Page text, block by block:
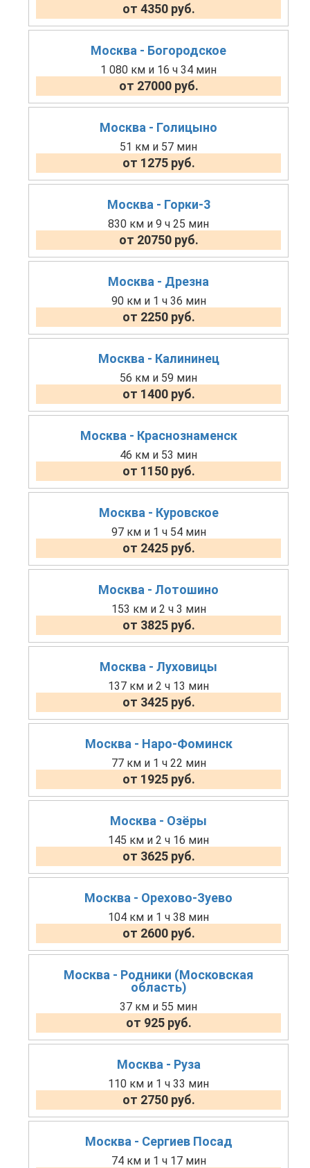
от 4350 руб.
Москва - Богородское
1 080 км и 16 ч 34 мин
от 27000 руб.
Москва - Голицыно
51 км и 57 мин
от 1275 руб.
Москва - Горки-3
830 км и 9 ч 25 мин
от 20750 руб.
Москва - Дрезна
90 км и 1 ч 36 мин
от 2250 руб.
Москва - Калининец
56 км и 59 мин
от 1400 руб.
Москва - Краснознаменск
46 км и 53 мин
от 1150 руб.
Москва - Куровское
97 км и 1 ч 54 мин
от 2425 руб.
Москва - Лотошино
153 км и 2 ч 3 мин
от 3825 руб.
Москва - Луховицы
137 км и 2 ч 13 мин
от 3425 руб.
Москва - Наро-Фоминск
77 км и 1 ч 22 мин
от 1925 руб.
Москва - Озёры
145 км и 2 ч 16 мин
от 3625 руб.
Москва - Орехово-Зуево
104 км и 1 ч 38 мин
от 2600 руб.
Москва - Родники (Московская
область)
37 км и 55 мин
от 925 руб.
Москва - Руза
110 км и 1 ч 33 мин
от 2750 руб.
Москва - Сергиев Посад
74 км и 1 ч 17 мин